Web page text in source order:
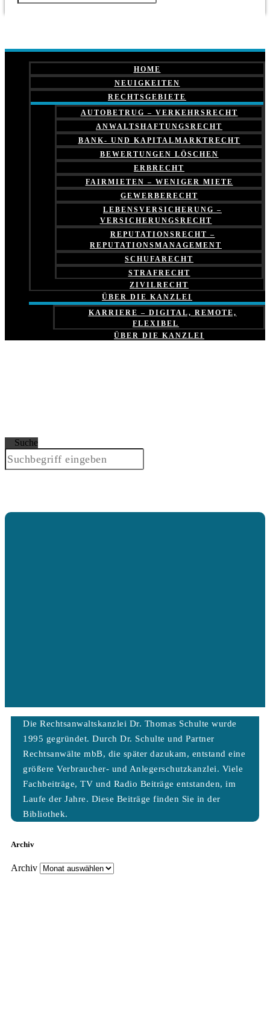
HOME
NEUIGKEITEN
RECHTSGEBIETE
AUTOBETRUG – VERKEHRSRECHT
ANWALTSHAFTUNGSRECHT
BANK- UND KAPITALMARKTRECHT
BEWERTUNGEN LÖSCHEN
ERBRECHT
FAIRMIETEN – WENIGER MIETE
GEWERBERECHT
LEBENSVERSICHERUNG –
VERSICHERUNGSRECHT
REPUTATIONSRECHT –
REPUTATIONSMANAGEMENT
SCHUFARECHT
STRAFRECHT
ZIVILRECHT
ÜBER DIE KANZLEI
KARRIERE – DIGITAL, REMOTE,
FLEXIBEL
ÜBER DIE KANZLEI
Suche
Die Rechtsanwaltskanzlei Dr. Thomas Schulte wurde
1995 gegründet. Durch Dr. Schulte und Partner
Rechtsanwälte mbB, die später dazukam, entstand eine
größere Verbraucher- und Anlegerschutzkanzlei. Viele
Fachbeiträge, TV und Radio Beiträge entstanden, im
Laufe der Jahre. Diese Beiträge finden Sie in der
Bibliothek.
Archiv
Archiv